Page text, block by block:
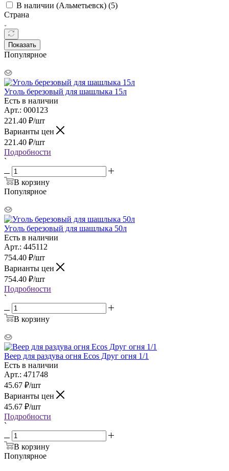
В наличии (Альметьевск) (5)
Страна
Показать
Популярное
Уголь березовый для шашлыка 15л
Есть в наличии
Арт.: 000123
221.40 ₽/шт
Варианты цен
221.40 ₽/шт
Подробности
`
В корзину
Популярное
Уголь березовый для шашлыка 50л
Есть в наличии
Арт.: 445112
754.40 ₽/шт
Варианты цен
754.40 ₽/шт
Подробности
`
В корзину
Веер для раздува огня Ecos Друг огня 1/1
Есть в наличии
Арт.: 471748
45.67 ₽/шт
Варианты цен
45.67 ₽/шт
Подробности
`
В корзину
Популярное